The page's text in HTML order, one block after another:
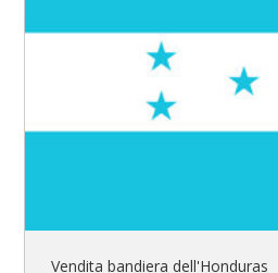
Vendita bandiera dell'Honduras